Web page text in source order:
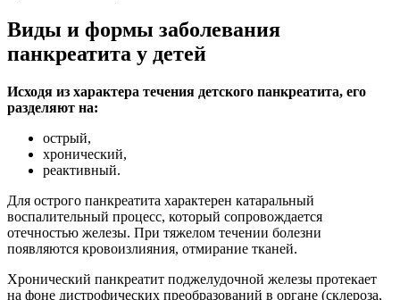
Виды и формы заболевания
панкреатита у детей
Исходя из характера течения детского панкреатита, его
разделяют на:
острый,
хронический,
реактивный.
Для острого панкреатита характерен катаральный
воспалительный процесс, который сопровождается
отечностью железы. При тяжелом течении болезни
появляются кровоизлияния, отмирание тканей.
Хронический панкреатит поджелудочной железы протекает
на фоне дистрофических преобразований в органе (склероза,